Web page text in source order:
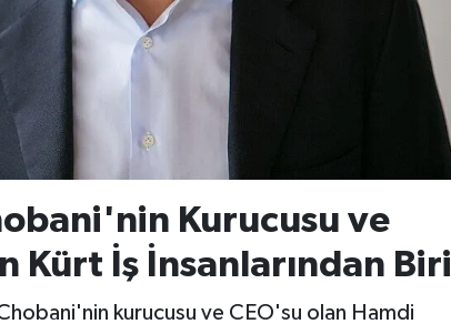
Kurucusu ve
Kürt İş İnsanlarından Biri
kurucusu ve CEO'su olan Hamdi